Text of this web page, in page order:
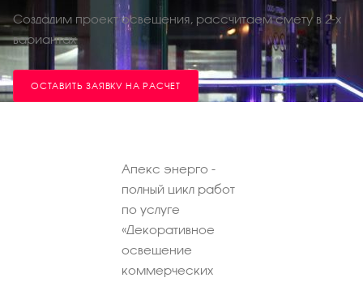
Создадим проект освещения, рассчитаем смету в 2-х
вариантах
ОСТАВИТЬ ЗАЯВКУ НА РАСЧЕТ
Апекс энерго -
полный цикл работ
по услуге
«Декоративное
освещение
коммерческих